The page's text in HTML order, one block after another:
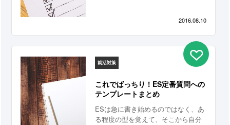
2016.08.10
就活対策
これでばっちり！ES定番質問への
テンプレートまとめ
ESは急に書き始めるのではなく、あ
る程度の型を覚えて、そこから自分